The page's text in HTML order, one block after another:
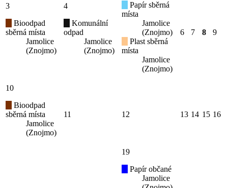
3
Bioodpad
sběrná místa
Jamolice
(Znojmo)
4
Komunální
odpad
Jamolice
(Znojmo)
Papír sběrná
místa
Jamolice
(Znojmo)
Plast sběrná
místa
Jamolice
(Znojmo)
6 7 8 9
10
Bioodpad
sběrná místa
Jamolice
(Znojmo)
11 12 13 14 15 16
19
Papír občané
Jamolice